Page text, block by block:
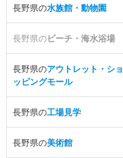
長野県の水族館・動物園
長野県のビーチ・海水浴場
長野県のアウトレット・ショ
ッピングモール
長野県の工場見学
長野県の美術館